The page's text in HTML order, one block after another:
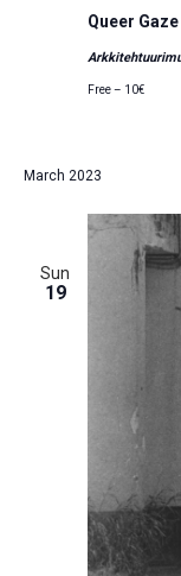
Queer
Free – 10€
March 2023
Sun
19